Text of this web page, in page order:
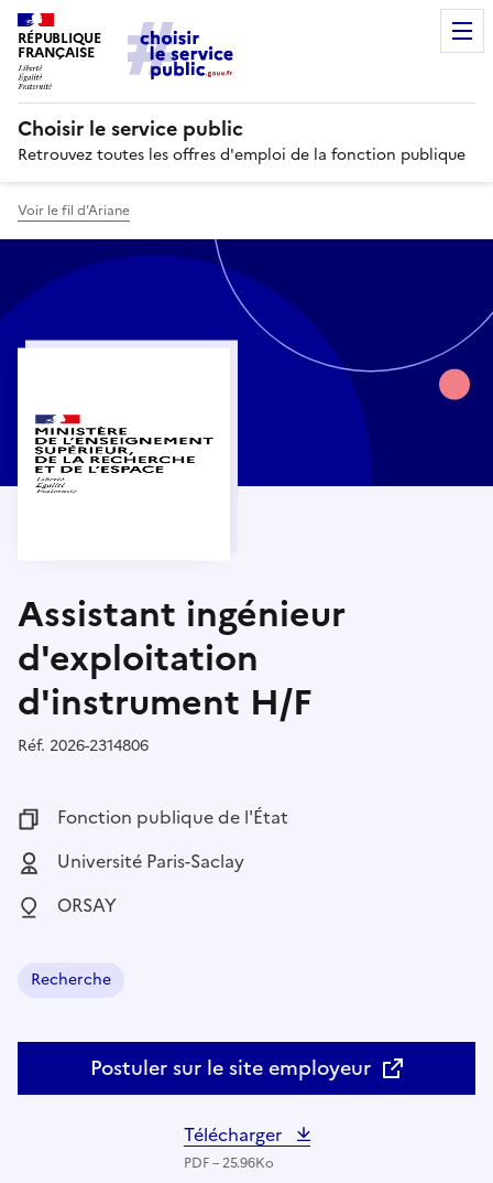
RÉPUBLIQUE
FRANÇAISE
Choisir le service public
Retrouvez toutes les offres d'emploi de la fonction publique
Voir le fil d’Ariane
Assistant ingénieur
d'exploitation
d'instrument H/F
Réf. Référence :
2026-2314806
Fonction publique :
Fonction publique de l'État
Employeur :
Université Paris-Saclay
Localisation :
ORSAY
Domaine :
Recherche
Postuler sur le site employeur
Télécharger
PDF – 25.96Ko